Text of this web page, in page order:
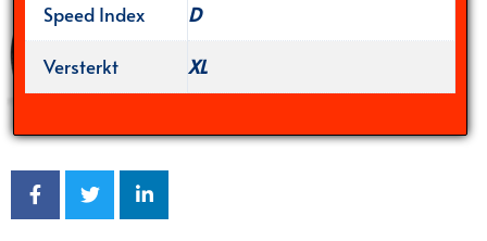
Speed Index
D
Versterkt
XL